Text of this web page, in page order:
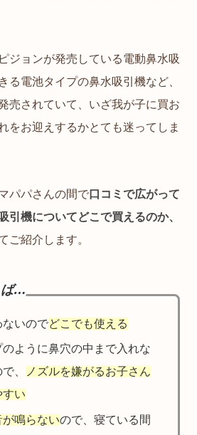
ジョンが発売している電動鼻水吸
る電池タイプの鼻水吸引機など、
売されていて、いざ我が子に買お
をお迎えするかとても迷ってしま
パパさんの間で口コミで広がって
引機についてどこで買えるのか、
ご紹介します。
ば…
ないのでどこでも使える
のように鼻穴の中まで入れな
、
ノズルを嫌がるお子さん
すい
が鳴らないので、寝ている間